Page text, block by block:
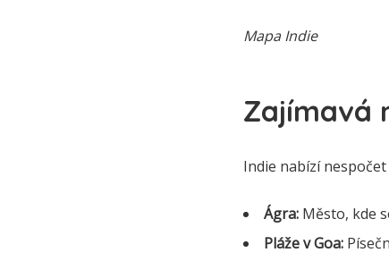
Mapa Indie
Zajímavá
Indie nabízí
Ágra: Město, kde
Pláže v Goa: